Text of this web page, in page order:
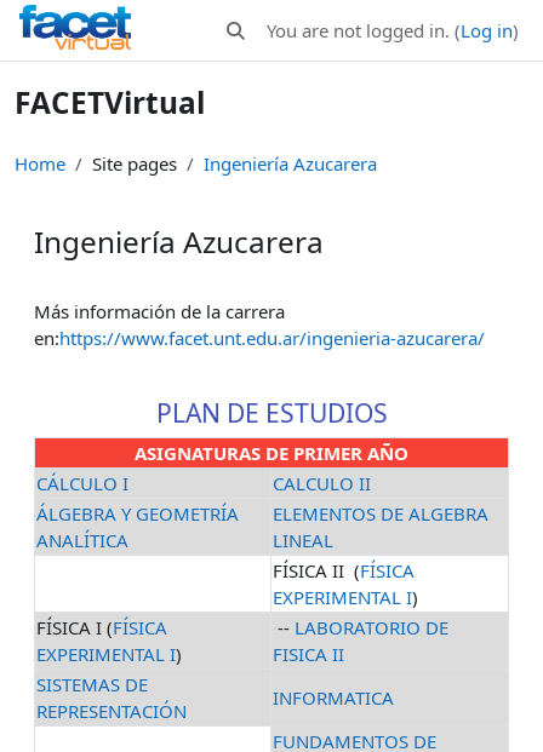
Skip to main content
Toggle search input
You are not logged in. (Log in)
FACETVirtual
Home Site pages Ingeniería Azucarera
Ingeniería Azucarera
Más información de la carrera
en:https://www.facet.unt.edu.ar/ingenieria-azucarera/
PLAN DE ESTUDIOS
ASIGNATURAS DE PRIMER AÑO
CÁLCULO I
CALCULO II
ÁLGEBRA Y GEOMETRÍA
ANALÍTICA
ELEMENTOS DE ALGEBRA
LINEAL
FÍSICA II (FÍSICA
EXPERIMENTAL I)
FÍSICA I (FÍSICA
EXPERIMENTAL I)
-- LABORATORIO DE
FISICA II
SISTEMAS DE
REPRESENTACIÓN
INFORMATICA
FUNDAMENTOS DE